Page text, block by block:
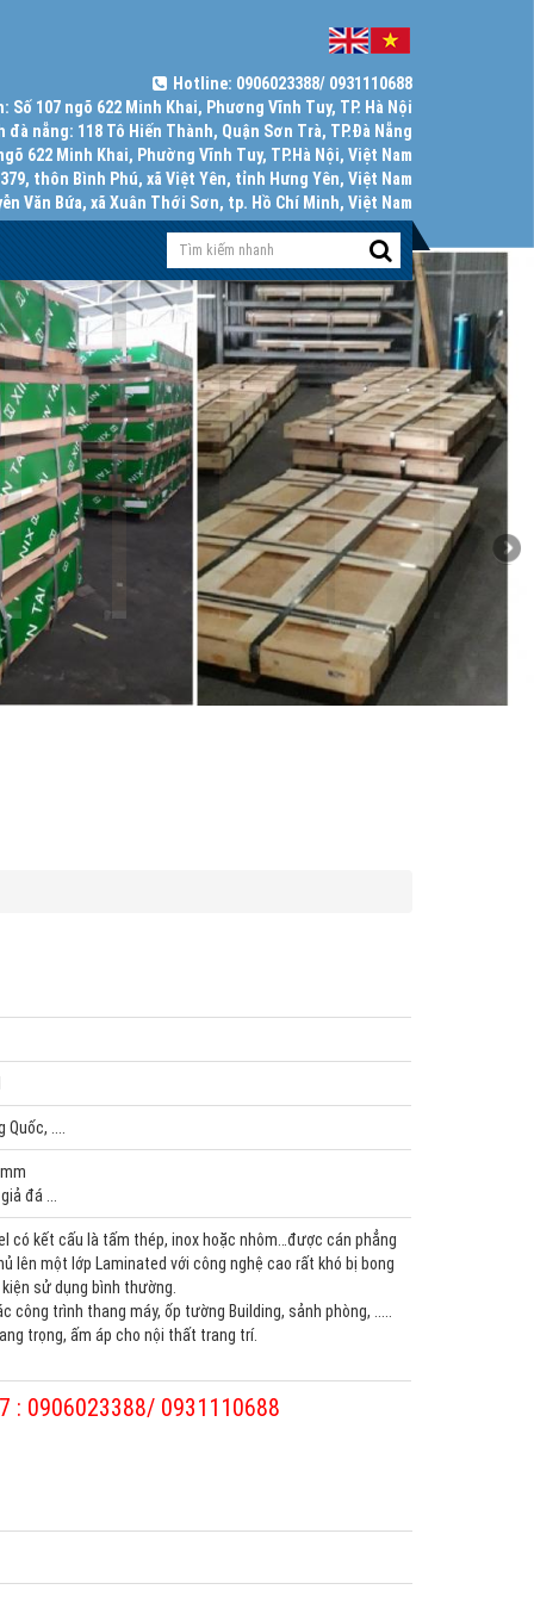
Hotline: 0906023388/ 0931110688
Số 107 ngõ 622 Minh Khai, Phương Vĩnh Tuy, TP. Hà Nội
đà nẵng: 118 Tô Hiến Thành, Quận Sơn Trà, TP.Đà Nẵng
622 Minh Khai, Phường Vĩnh Tuy, TP.Hà Nội, Việt Nam
thôn Bình Phú, xã Việt Yên, tỉnh Hưng Yên, Việt Nam
Văn Bứa, xã Xuân Thới Sơn, tp. Hồ Chí Minh, Việt Nam
Input
with
success
(success)
....
đá ...
có kết cấu là tấm thép, inox hoặc nhôm…được cán phẳng
lên một lớp Laminated với công nghệ cao rất khó bị bong
sử dụng bình thường.
công trình thang máy, ốp tường Building, sảnh phòng, .....
trọng, ấm áp cho nội thất trang trí.
: 0906023388/ 0931110688